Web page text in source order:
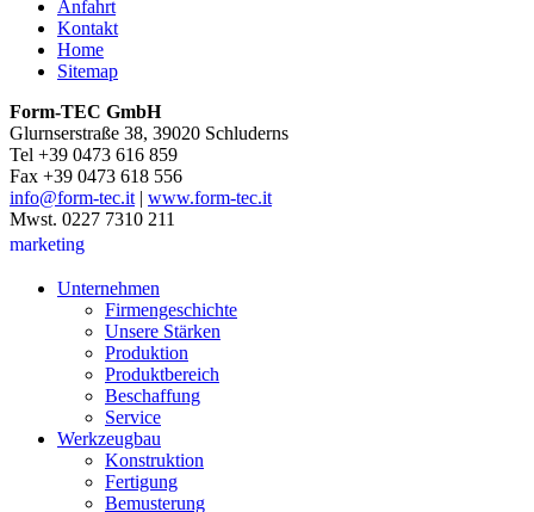
Anfahrt
Kontakt
Home
Sitemap
Form-TEC GmbH
Glurnserstraße 38, 39020 Schluderns
Tel +39 0473 616 859
Fax +39 0473 618 556
info@form-tec.it| www.form-tec.it
Mwst. 0227 7310 211
marketing
Unternehmen
Firmengeschichte
Unsere Stärken
Produktion
Produktbereich
Beschaffung
Service
Werkzeugbau
Konstruktion
Fertigung
Bemusterung